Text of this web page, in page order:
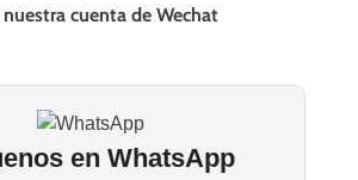
cuenta de Wechat
en WhatsApp